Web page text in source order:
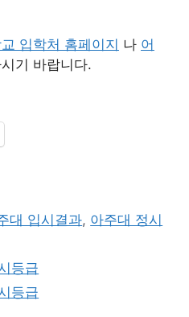
입학처 홈페이지 나 어
기 바랍니다.
대 입시결과, 아주대 정시
등급
등급